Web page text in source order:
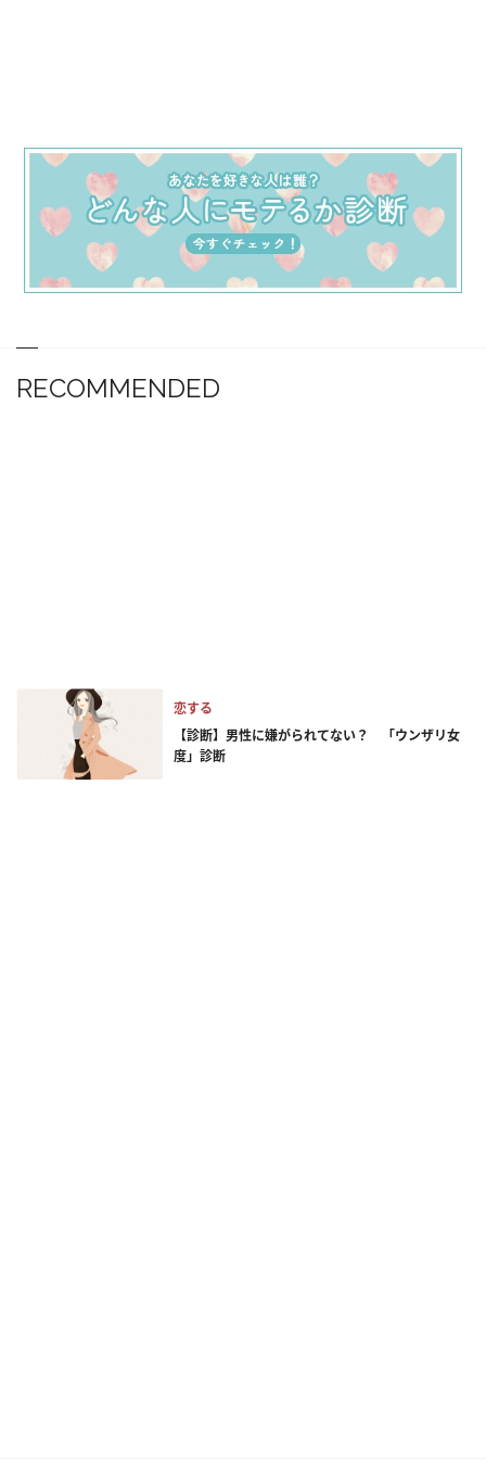
RECOMMENDED
恋する
【診断】男性に嫌がられてない？ 「ウンザリ女
度」診断